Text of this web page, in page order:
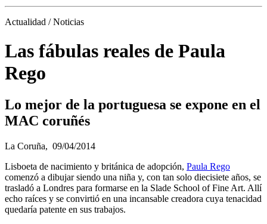
Actualidad / Noticias
Las fábulas reales de Paula
Rego
Lo mejor de la portuguesa se expone en el
MAC coruñés
La Coruña, 09/04/2014
Lisboeta de nacimiento y británica de adopción, Paula Rego
comenzó a dibujar siendo una niña y, con tan solo diecisiete años, se
trasladó a Londres para formarse en la Slade School of Fine Art. Allí
echo raíces y se convirtió en una incansable creadora cuya tenacidad
quedaría patente en sus trabajos.